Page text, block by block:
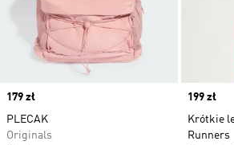
Price
179 zł
PLECAK
Originals
Price
199 zł
Krótkie
Runners